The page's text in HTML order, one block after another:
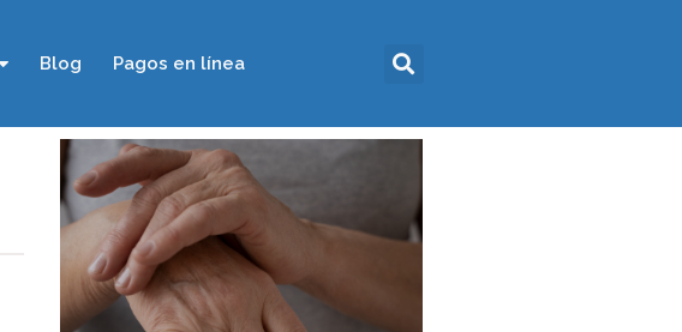
Blog Pagos en línea